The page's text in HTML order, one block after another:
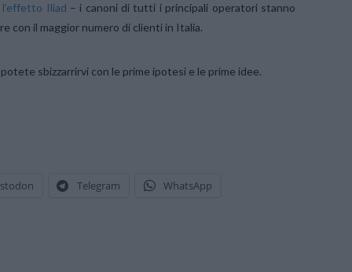
Iliad – i canoni di tutti i principali operatori stanno
con il maggior numero di clienti in Italia.
potete sbizzarrirvi con le prime ipotesi e le prime idee.
Telegram WhatsApp